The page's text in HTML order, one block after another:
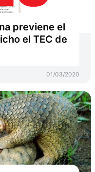
previene el
el TEC de
01/03/2020